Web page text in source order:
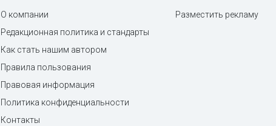
О компании
Редакционная политика и стандарты
Как стать нашим автором
Правила пользования
Правовая информация
Политика конфиденциальности
Контакты
Разместить рекламу